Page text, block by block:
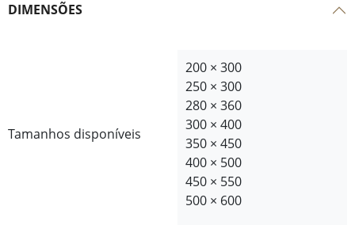
DIMENSÕES
Tamanhos disponíveis
200 × 300
250 × 300
280 × 360
300 × 400
350 × 450
400 × 500
450 × 550
500 × 600